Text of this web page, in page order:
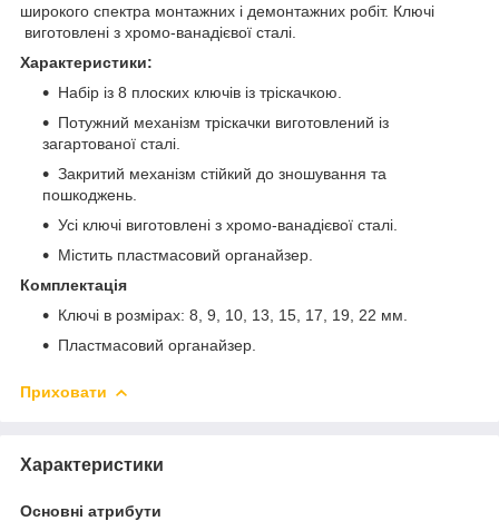
широкого спектра монтажних і демонтажних робіт. Ключі
виготовлені з хромо-ванадієвої сталі.
Характеристики:
Набір із 8 плоских ключів із тріскачкою.
Потужний механізм тріскачки виготовлений із
загартованої сталі.
Закритий механізм стійкий до зношування та
пошкоджень.
Усі ключі виготовлені з хромо-ванадієвої сталі.
Містить пластмасовий органайзер.
Комплектація
Ключі в розмірах: 8, 9, 10, 13, 15, 17, 19, 22 мм.
Пластмасовий органайзер.
Приховати
Характеристики
Основні атрибути